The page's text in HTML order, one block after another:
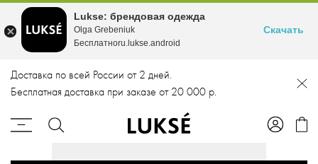
Доставка по всей России от 2 дней.
Бесплатная доставка при заказе от 20 000 р.
Lukse: брендовая одежда
Olga Grebeniuk
Бесплатноru.lukse.android
Скачать